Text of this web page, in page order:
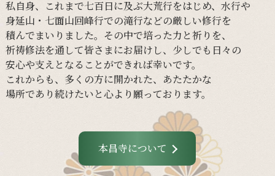
私自身、
これまで七百日に及ぶ大荒行をはじめ、 水行や
身延山・ 七面山回峰行での滝行などの厳しい修行を
積んでまいりました。 その中で培った力と祈りを、
祈祷修法を通して皆さまにお届けし、 少しでも 日々の
安心や支えとなる ことができれば幸いです。
これからも、 多くの方に開かれた、 あたたかな
場所であり続けたいと心より願っております。
本昌寺について